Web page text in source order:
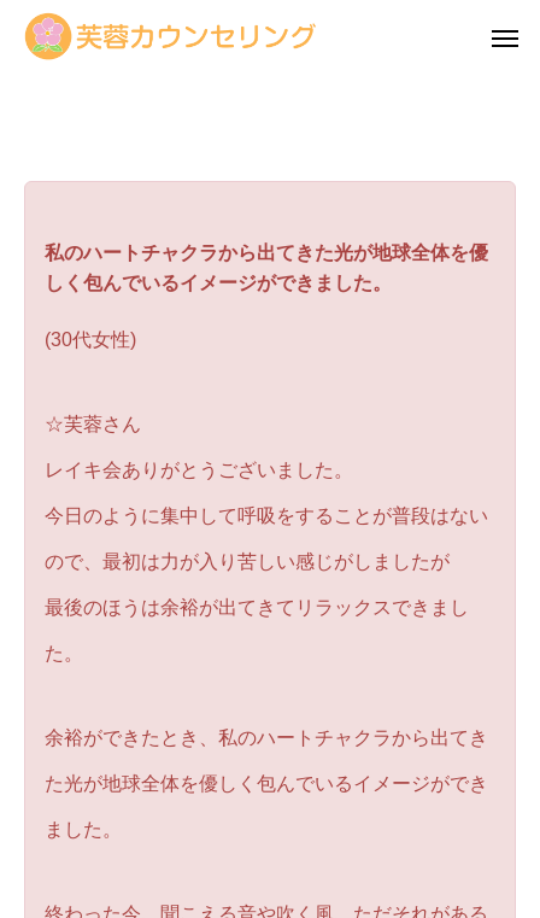
私のハートチャクラから出てきた光が地球全体を優
しく包んでいるイメージができました。
(30代女性)
☆芙蓉さん
レイキ会ありがとうございました。
今日のように集中して呼吸をすることが普段はない
ので、最初は力が入り苦しい感じがしましたが
最後のほうは余裕が出てきてリラックスできまし
た。
余裕ができたとき、私のハートチャクラから出てき
た光が地球全体を優しく包んでいるイメージができ
ました。